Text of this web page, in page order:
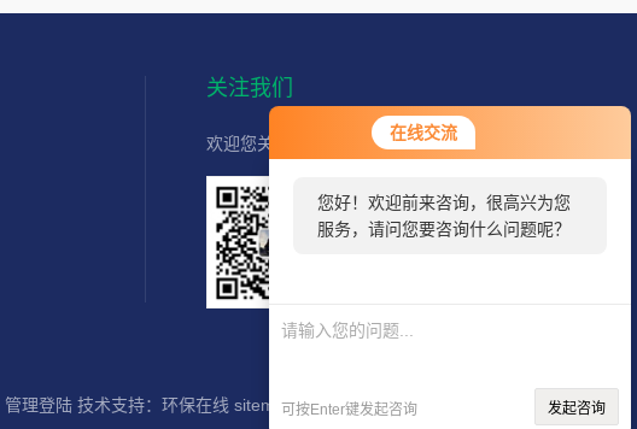
在线交流
您好！欢迎前来咨询，很高兴为您
服务，请问您要咨询什么问题呢？
您停留很
久了，是
需求产
可按Enter键发起咨询 发起咨询
关注我们
欢迎您关注我们的微信公众号了解更多信息：
管理登陆 技术支持： 环保在线 sitemap.xml